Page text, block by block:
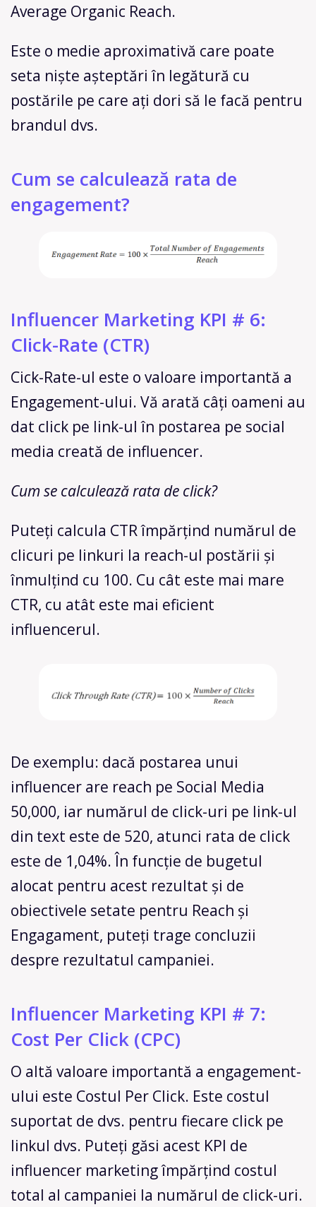
Average Organic Reach.
Este o medie aproximativă care poate
seta niște așteptări în legătură cu
postările pe care ați dori să le facă pentru
brandul dvs.
Cum se calculează rata de
engagement?
Influencer Marketing KPI # 6:
Click-Rate (CTR)
Cick-Rate-ul este o valoare importantă a
Engagement-ului. Vă arată câți oameni au
dat click pe link-ul în postarea pe social
media creată de influencer.
Cum se calculează rata de click?
Puteți calcula CTR împărțind numărul de
clicuri pe linkuri la reach-ul postării și
înmulțind cu 100. Cu cât este mai mare
CTR, cu atât este mai eficient
influencerul.
De exemplu: dacă postarea unui
influencer are reach pe Social Media
50,000, iar numărul de click-uri pe link-ul
din text este de 520, atunci rata de click
este de 1,04%. În funcție de bugetul
alocat pentru acest rezultat și de
obiectivele setate pentru Reach și
Engagament, puteți trage concluzii
despre rezultatul campaniei.
Influencer Marketing KPI # 7:
Cost Per Click (CPC)
O altă valoare importantă a engagement-
ului este Costul Per Click. Este costul
suportat de dvs. pentru fiecare click pe
linkul dvs. Puteți găsi acest KPI de
influencer marketing împărțind costul
total al campaniei la numărul de click-uri.